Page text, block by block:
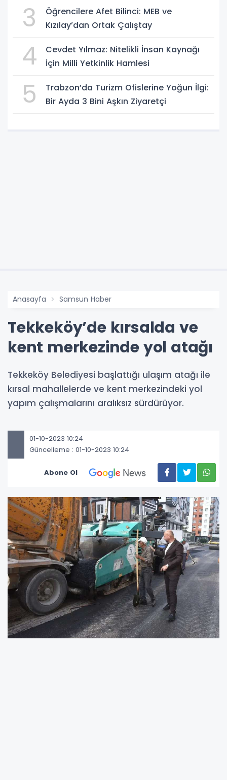
3
Öğrencilere Afet Bilinci: MEB ve
Kızılay’dan Ortak Çalıştay
4
Cevdet Yılmaz: Nitelikli İnsan Kaynağı
İçin Milli Yetkinlik Hamlesi
5
Trabzon’da Turizm Ofislerine Yoğun İlgi:
Bir Ayda 3 Bini Aşkın Ziyaretçi
Anasayfa Samsun Haber
Tekkeköy’de kırsalda ve
kent merkezinde yol atağı
Tekkeköy Belediyesi başlattığı ulaşım atağı ile
kırsal mahallelerde ve kent merkezindeki yol
yapım çalışmalarını aralıksız sürdürüyor.
01-10-2023 10:24
Güncelleme : 01-10-2023 10:24
Abone Ol